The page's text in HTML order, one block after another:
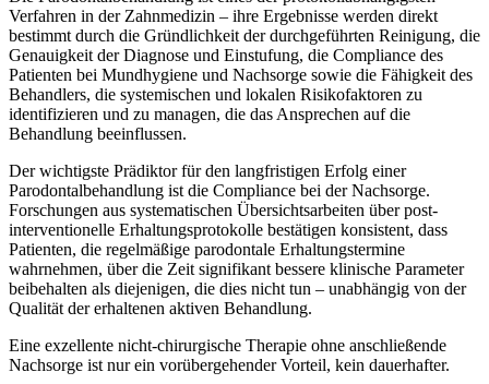
Verfahren in der Zahnmedizin – ihre Ergebnisse werden direkt
bestimmt durch die Gründlichkeit der durchgeführten Reinigung, die
Genauigkeit der Diagnose und Einstufung, die Compliance des
Patienten bei Mundhygiene und Nachsorge sowie die Fähigkeit des
Behandlers, die systemischen und lokalen Risikofaktoren zu
identifizieren und zu managen, die das Ansprechen auf die
Behandlung beeinflussen.
Der wichtigste Prädiktor für den langfristigen Erfolg einer
Parodontalbehandlung ist die Compliance bei der Nachsorge.
Forschungen aus systematischen Übersichtsarbeiten über post-
interventionelle Erhaltungsprotokolle bestätigen konsistent, dass
Patienten, die regelmäßige parodontale Erhaltungstermine
wahrnehmen, über die Zeit signifikant bessere klinische Parameter
beibehalten als diejenigen, die dies nicht tun – unabhängig von der
Qualität der erhaltenen aktiven Behandlung.
Eine exzellente nicht-chirurgische Therapie ohne anschließende
Nachsorge ist nur ein vorübergehender Vorteil, kein dauerhafter.